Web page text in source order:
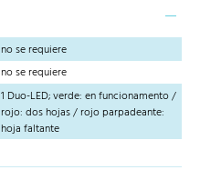
no se requiere
no se requiere
1 Duo-LED; verde: en funcionamento /
rojo: dos hojas / rojo parpadeante:
hoja faltante